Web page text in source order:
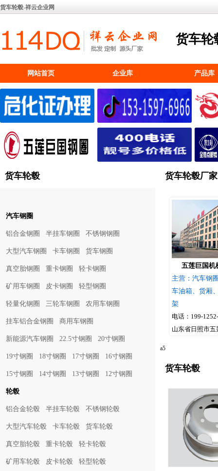
货车轮毂-祥云企业网
货车轮
网站首页 企业库 产品库
货车轮毂
汽车钢圈
铝合金钢圈 半挂车钢圈 不锈钢钢圈
大型汽车钢圈 卡车钢圈 货车钢圈
真空胎钢圈 重卡钢圈 轻卡钢圈
矿用车钢圈 皮卡钢圈 轻型钢圈
轻量化钢圈 三轮车钢圈 农用车钢圈
挂车铝合金钢圈 商用车钢圈
新能源汽车钢圈 22.5寸钢圈 20寸钢圈
19寸钢圈 18寸钢圈 17寸钢圈 16寸钢圈
15寸钢圈 14寸钢圈 13寸钢圈 12寸钢圈
轮毂
铝合金轮毂 半挂车轮毂 不锈钢轮毂
大型汽车轮毂 卡车轮毂 货车轮毂
真空胎轮毂 重卡轮毂 轻卡轮毂
矿用车轮毂 皮卡轮毂 轻型轮毂
货车轮毂厂家
五莲巨国机
主营：汽车钢
车油箱、货厢
架
电话：199-
山东省日照市
a5
货车轮毂